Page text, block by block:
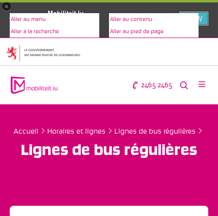
×
Mobiliteit.lu
VIEW
Aller au menu Aller au contenu
Aller à la recherche Aller au pied de page
2465 2465
Accueil Horaires et lignes Lignes de bus régulières
Lignes de bus régulières